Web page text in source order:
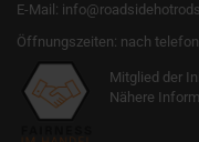
E-Mail:
Öffnungszeiten: nach
Mitglied der
Nähere